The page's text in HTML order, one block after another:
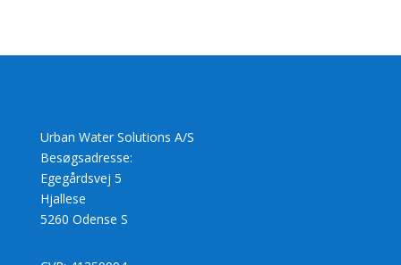
Urban Water Solutions A/S
Besøgsadresse:
Egegårdsvej 5
Hjallese
5260 Odense S